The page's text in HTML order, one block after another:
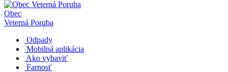
Obec
Veterná Poruba
Odpady
Mobilná aplikácia
Ako vybaviť
Farnosť